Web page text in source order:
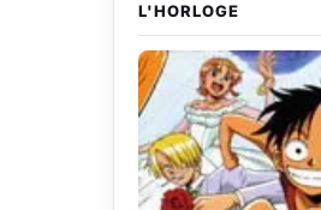
L'HORLOGE